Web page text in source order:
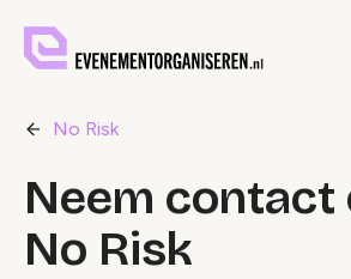
No Risk
Neem contact
No Risk